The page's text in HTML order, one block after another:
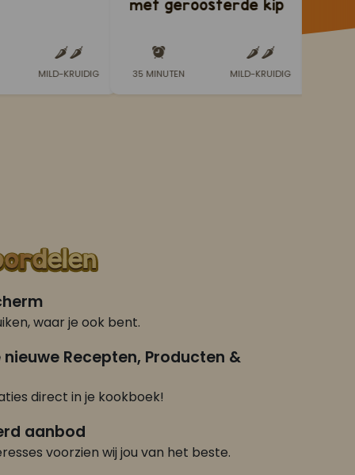
MILD-KRUIDIG
met geroosterde kip
35 MINUTEN MILD-KRUIDIG
waar je ook bent.
Recepten, Producten &
direct in je kookboek!
aanbod
voorzien wij jou van het beste.